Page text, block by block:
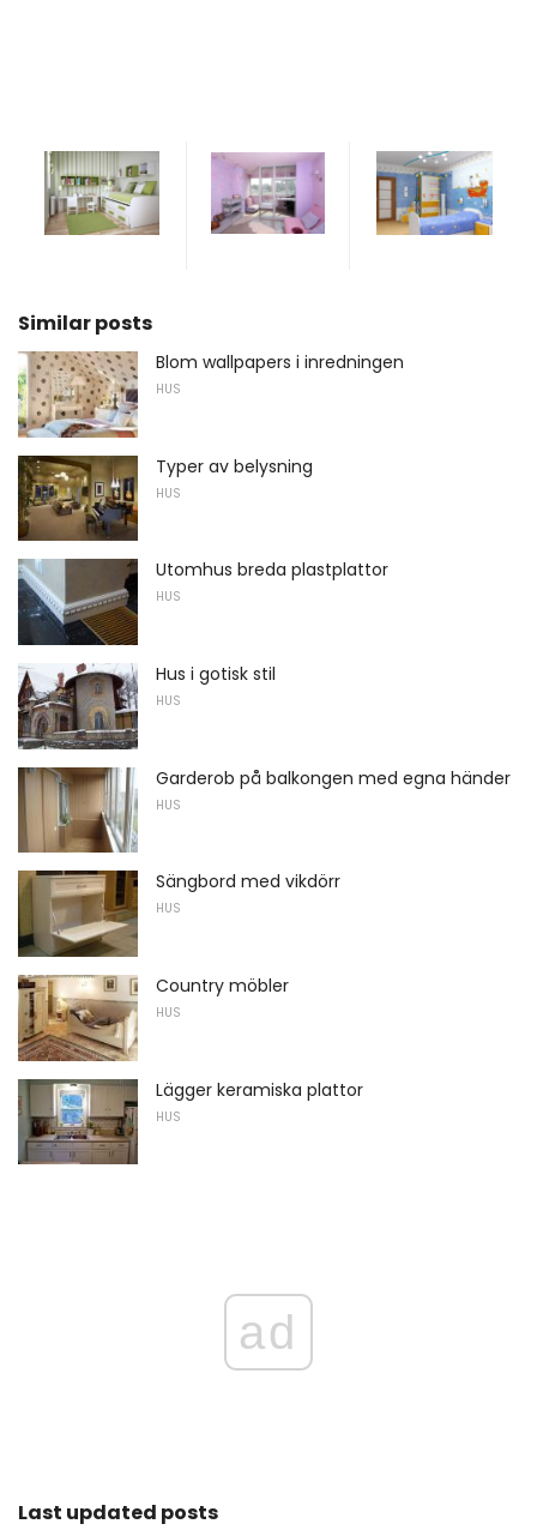
Similar posts
Blom wallpapers i inredningen
HUS
Typer av belysning
HUS
Utomhus breda plastplattor
HUS
Hus i gotisk stil
HUS
Garderob på balkongen med egna händer
HUS
Sängbord med vikdörr
HUS
Country möbler
HUS
Lägger keramiska plattor
HUS
ad
Last updated posts